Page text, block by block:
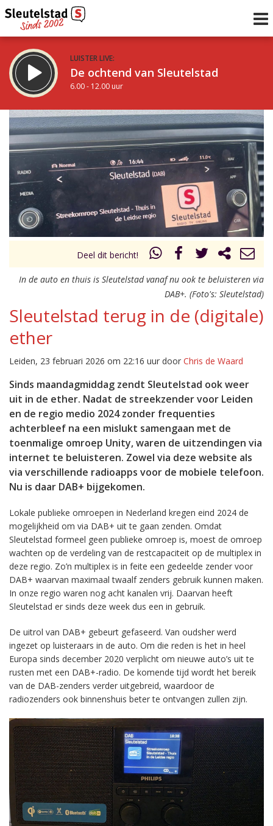
LUISTER LIVE:
De ochtend van Sleutelstad
6.00 - 12.00 uur
STRAKS:
De middag van Sleutelstad
12.00 - 17.00 uur
Vorig uur
uur 1 van 0 Volgend uur
Deel dit bericht!
In de auto en thuis is Sleutelstad vanaf nu ook te beluisteren via
DAB+. (Foto's: Sleutelstad)
Sleutelstad terug in de (digitale)
ether
Leiden, 23 februari 2026 om 22:16 uur door Chris de Waard
Sinds maandagmiddag zendt Sleutelstad ook weer
uit in de ether. Nadat de streekzender voor Leiden
en de regio medio 2024 zonder frequenties
achterbleef na een mislukt samengaan met de
toenmalige omroep Unity, waren de uitzendingen via
internet te beluisteren. Zowel via deze website als
via verschillende radioapps voor de mobiele telefoon.
Nu is daar DAB+ bijgekomen.
Lokale publieke omroepen in Nederland kregen eind 2024 de
mogelijkheid om via DAB+ uit te gaan zenden. Omdat
Sleutelstad formeel geen publieke omroep is, moest de omroep
wachten op de verdeling van de restcapaciteit op de multiplex in
deze regio. Zo’n multiplex is in feite een gedeelde zender voor
DAB+ waarvan maximaal twaalf zenders gebruik kunnen maken.
In onze regio waren nog acht kanalen vrij. Daarvan heeft
Sleutelstad er sinds deze week dus een in gebruik.
De uitrol van DAB+ gebeurt gefaseerd. Van oudsher werd
ingezet op luisteraars in de auto. Om die reden is het in heel
Europa sinds december 2020 verplicht om nieuwe auto’s uit te
rusten met een DAB+-radio. De komende tijd wordt het bereik
van de DAB-zenders verder uitgebreid, waardoor de
radiozenders ook binnenshuis beter te ontvangen zullen zijn.